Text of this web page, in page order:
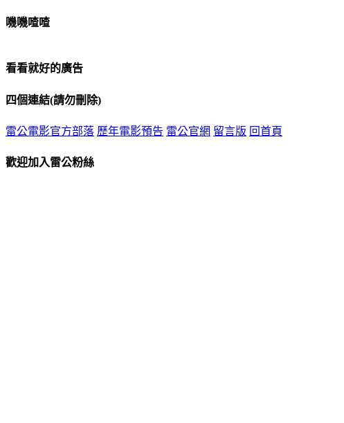
嘰嘰喳喳
看看就好的廣告
四個連結(請勿刪除)
雷公電影官方部落 歷年電影預告 雷公官網 留言版 回首頁
歡迎加入雷公粉絲